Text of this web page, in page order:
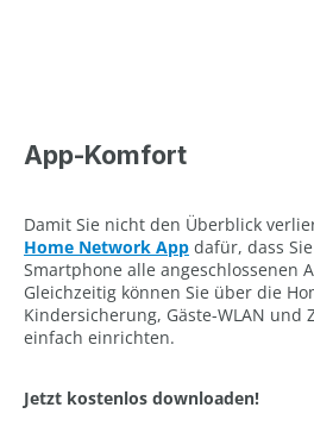
App-Komfort
Damit Sie nicht den Überblick
Home Network App dafür, dass
Smartphone alle angeschlossenen
Gleichzeitig können Sie über die
Kindersicherung, Gäste-WLAN und
einfach einrichten.
Jetzt kostenlos downloaden!